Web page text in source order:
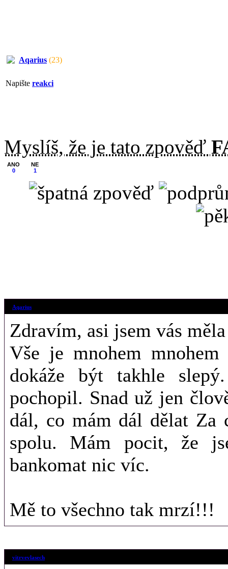
Aqarius (23)
Napište reakci
Myslíš, že je tato zpověď
ANO
0
NE
1
Aqarius
Zdravím, asi jsem vás
Vše je mnohem
dokáže být takhle
pochopil. Snad už jen
dál, co mám dál dělat
spolu. Mám pocit, že
bankomat nic víc.
Mě to všechno tak mrzí!!!
vitrvevlasech